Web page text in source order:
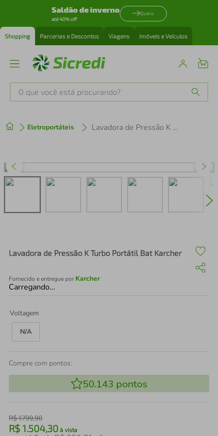
Saldão de inverno
até 40% off
Quero
Shopping Parcerias e Descontos Viagens Imóveis e Veículos
O que você está procurando?
Eletroportáteis Lavadora de Pressão K Turbo Portátil Bat Karcher
Lavadora de Pressão K Turbo Portátil Bat Karcher
Fornecido e entregue por Karcher
Carregando…
Voltagem
N/A
Compre com pontos:
50.143 pontos
R$1.799,90
R$ 1.504,30 à vista
2º cafeteira